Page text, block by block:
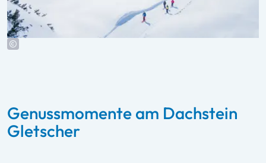
Genussmomente am Dachstein
Gletscher